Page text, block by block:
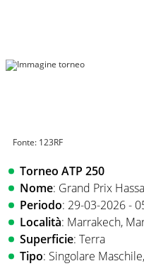
Fonte: 123RF
Torneo ATP 250
Nome: Grand Prix
Periodo: 29-03-2026 -
Località: Marrakech,
Superficie: Terra
Tipo: Singolare